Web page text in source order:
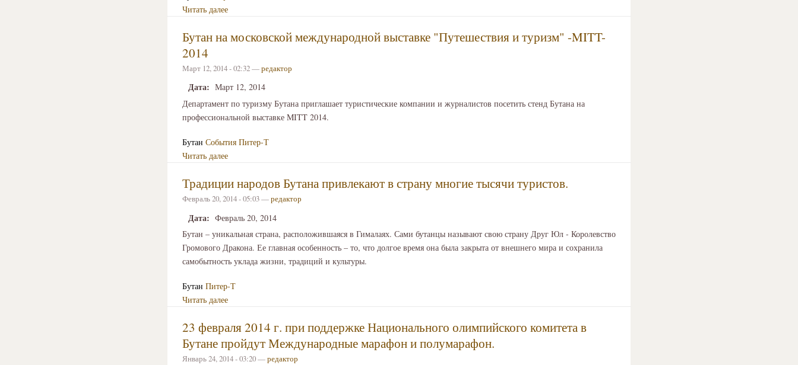
Читать далее
Бутан на московской международной выставке "Путешествия и туризм" -MITT-
2014
Март 12, 2014 - 02:32 —редактор
Дата: Март 12, 2014
Департамент по туризму Бутана приглашает туристические компании и журналистов посетить стенд Бутана на
профессиональной выставке MITT 2014.
Бутан События Питер-Т
Читать далее
Традиции народов Бутана привлекают в страну многие тысячи туристов.
Февраль 20, 2014 - 05:03 —редактор
Дата: Февраль 20, 2014
Бутан – уникальная страна, расположившаяся в Гималаях. Сами бутанцы называют свою страну Друг Юл - Королевство
Громового Дракона. Ее главная особенность – то, что долгое время она была закрыта от внешнего мира и сохранила
самобытность уклада жизни, традиций и культуры.
Бутан Питер-Т
Читать далее
23 февраля 2014 г. при поддержке Национального олимпийского комитета в
Бутане пройдут Международные марафон и полумарафон.
Январь 24, 2014 - 03:20 —редактор